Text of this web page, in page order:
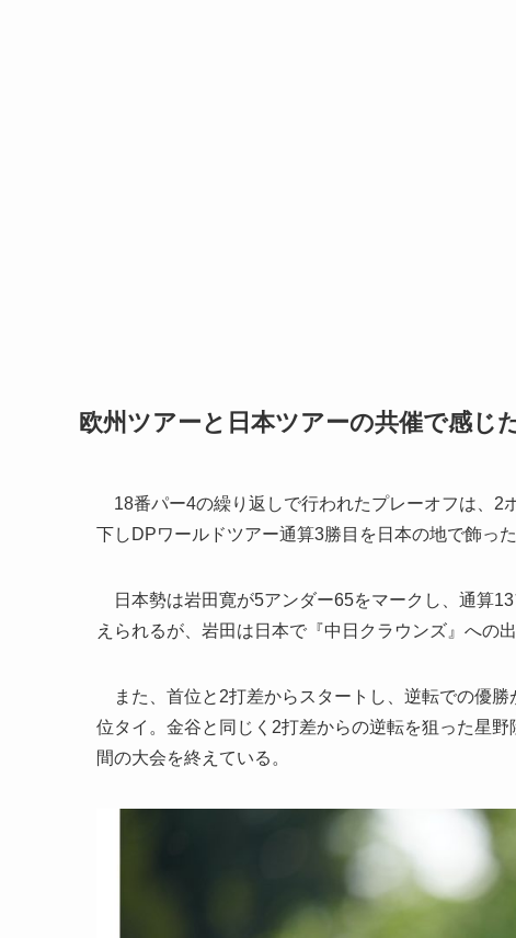
欧州ツアーと日本ツアーの共催で感じ
18番パー4の繰り返しで行われたプレーオフは、2
下しDPワールドツアー通算3勝目を日本の地で飾った
日本勢は岩田寛が5アンダー65をマークし、通算
えられるが、岩田は日本で『中日クラウンズ』への
また、首位と2打差からスタートし、逆転での優
位タイ。金谷と同じく2打差からの逆転を狙った星
間の大会を終えている。